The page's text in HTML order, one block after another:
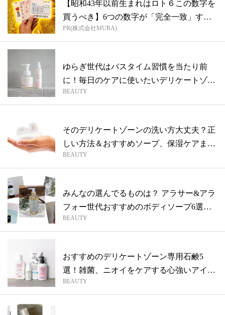
【昭和43年以前生まれはロト６この数字を
買うべき】6つの数字が「完全一致」する
方...
PR(株式会社MURA)
ゆらぎ世代はバスタイム習慣を当たり前
に！毎日のケアに使いたいデリケートゾー
ン専用...
BEAUTY
そのデリケートゾーンの洗い方大丈夫？正
しい方法＆おすすめソープ、保湿ケアまで
解説
BEAUTY
みんなの選んでるものは？ アラサー&アラ
フォー世代おすすめのボディソープ6選
【み...
BEAUTY
おすすめのデリケートゾーン専用石鹸5
選！雑菌、ニオイをケアする心強いアイテ
ム
BEAUTY